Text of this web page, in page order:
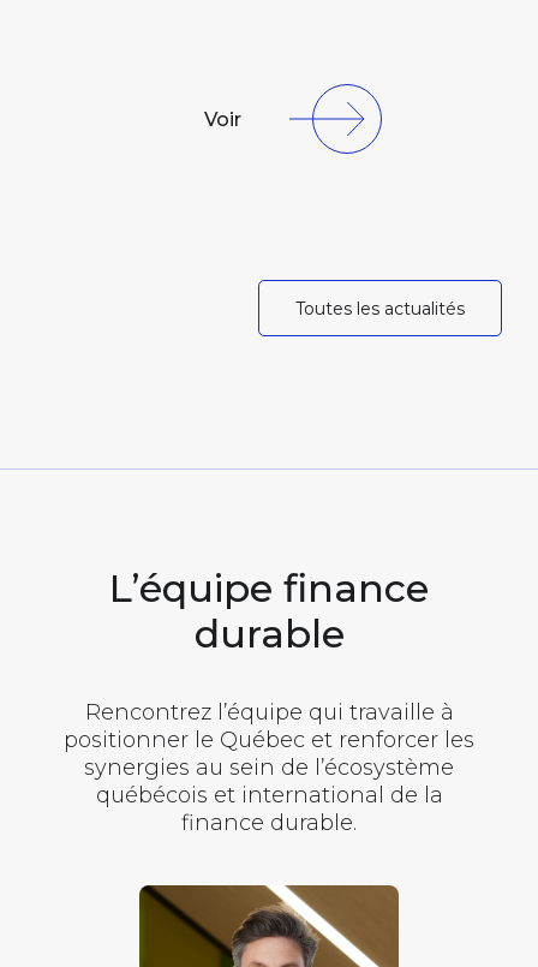
Voir
Toutes les actualités
L’équipe finance
durable
Rencontrez l’équipe qui travaille à
positionner le Québec et renforcer les
synergies au sein de l’écosystème
québécois et international de la
finance durable.